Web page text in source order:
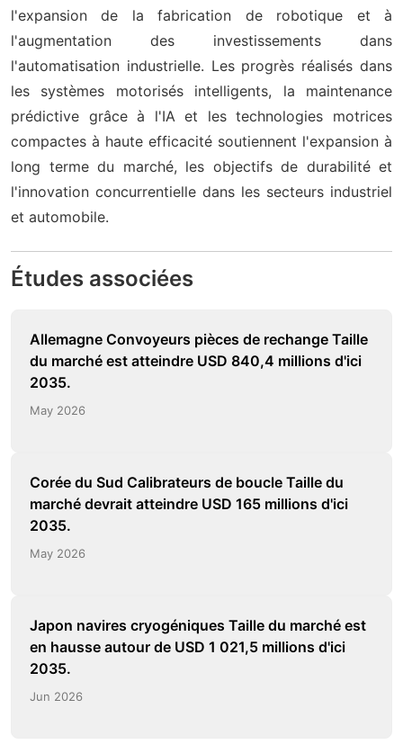
l'expansion de la fabrication de robotique et à
l'augmentation des investissements dans
l'automatisation industrielle. Les progrès réalisés dans
les systèmes motorisés intelligents, la maintenance
prédictive grâce à l'IA et les technologies motrices
compactes à haute efficacité soutiennent l'expansion à
long terme du marché, les objectifs de durabilité et
l'innovation concurrentielle dans les secteurs industriel
et automobile.
Études associées
Allemagne Convoyeurs pièces de rechange Taille
du marché est atteindre USD 840,4 millions d'ici
2035.
May 2026
Corée du Sud Calibrateurs de boucle Taille du
marché devrait atteindre USD 165 millions d'ici
2035.
May 2026
Japon navires cryogéniques Taille du marché est
en hausse autour de USD 1 021,5 millions d'ici
2035.
Jun 2026